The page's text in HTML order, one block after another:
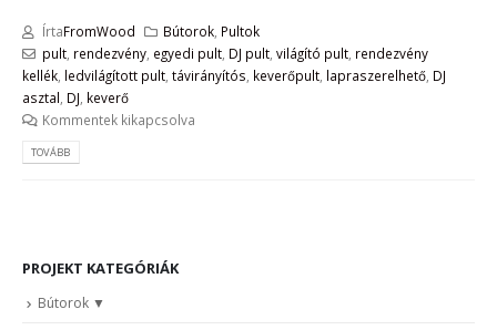
ÍrtaFromWood Bútorok Pultok
pult, rendezvény, egyedi pult, DJ pult, világító pult, rendezvény
kellék ledvilágított pult távirányítós keverőpult lapraszerelhető DJ
asztal DJ keverő
Kommentek kikapcsolva
TOVÁBB
PROJEKT KATEGÓRIÁK
Bútorok